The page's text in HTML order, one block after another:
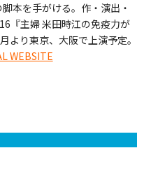
本を手がける。作・演出・
『主婦 米田時江の免疫力が
より東京、大阪で上演予定。
WEBSITE